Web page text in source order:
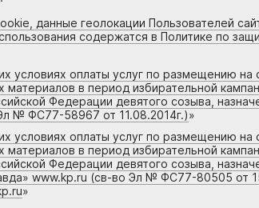
данные геолокации Пользователей
содержатся в Политике по
условиях оплаты услуг по размещению
материалов в период избирательной
Федерации девятого созыва,
№ ФС77-58967 от 11.08.2014г.)»
условиях оплаты услуг по размещению
материалов в период избирательной
Федерации девятого созыва,
www.kp.ru (св-во Эл № ФС77-80505 от
»